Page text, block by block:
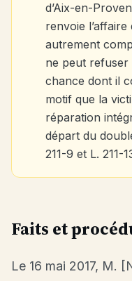
d’Aix-en-
renvoie
autrement
ne peut refuser
chance dont il
motif que la
réparation
départ du
211-9 et L. 211-
Faits et
Le 16 mai 2017, M.